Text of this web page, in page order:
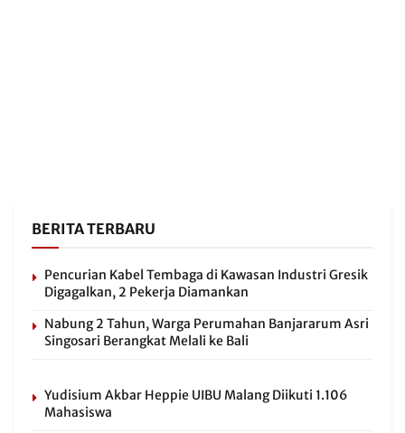
BERITA TERBARU
Pencurian Kabel Tembaga di Kawasan Industri Gresik
Digagalkan, 2 Pekerja Diamankan
Nabung 2 Tahun, Warga Perumahan Banjararum Asri
Singosari Berangkat Melali ke Bali
Yudisium Akbar Heppie UIBU Malang Diikuti 1.106
Mahasiswa